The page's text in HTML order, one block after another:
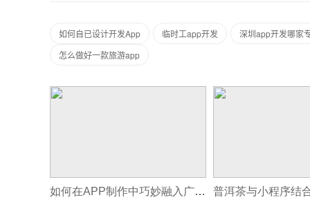
如何自已设计开发App 临时工app开发
深圳app开发哪家
怎么做好一款旅游app
如何在APP制作中巧妙融入广告盈利?